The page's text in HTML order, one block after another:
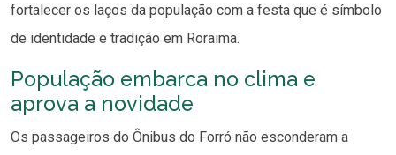
fortalecer os laços da população com a festa que é símbolo
de identidade e tradição em Roraima.
População embarca no clima e
aprova a novidade
Os passageiros do Ônibus do Forró não esconderam a